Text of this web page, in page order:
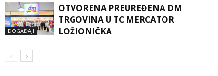
DOGAĐAJI
OTVORENA PREUREĐENA DM
TRGOVINA U TC MERCATOR
LOŽIONIČKA